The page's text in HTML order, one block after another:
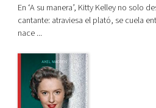
FÚTBOL
HISTORIA-BIOGRAFÍAS
LA BIBLIOTECA DE ALFRED
MÚSICA
OTROS TÍTULOS CINE
En ‘A su manera’, Kitty Kelley no solo
cantante: atraviesa el plató, se cuela
nace ...